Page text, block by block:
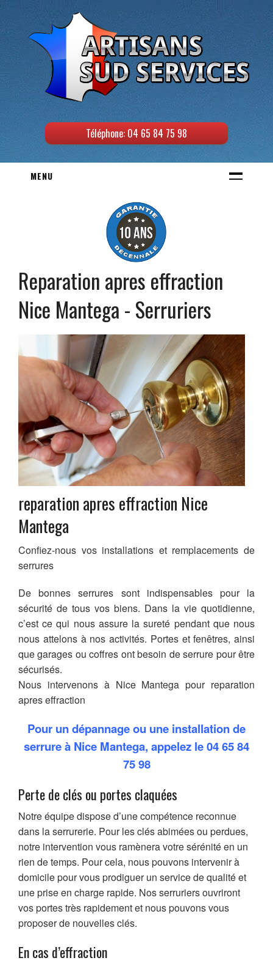
Téléphone: 04 65 84 75 98
MENU
Chauffe-Eau
SERRURERIE
VITRERIE
PLOMBERIE
Recherche de fuite d’eau
REALISATIONS
AVIS
Reparation apres effraction
Nice Mantega - Serruriers
reparation apres effraction Nice
Mantega
Confiez-nous vos installations et remplacements de
serrures
De bonnes serrures sont indispensables pour la
sécurité de tous vos biens. Dans la vie quotidienne,
c’est ce qui nous assure la sureté pendant que nous
nous attelons à nos activités. Portes et fenêtres, ainsi
que garages ou coffres ont besoin de serrure pour être
sécurisés.
Nous intervenons à Nice Mantega pour reparation
apres effraction
Pour un dépannage ou une installation de
serrure à Nice Mantega, appelez le04 65 84
75 98
Perte de clés ou portes claquées
Notre équipe dispose d’une compétence reconnue
dans la serrurerie. Pour les clés abimées ou perdues,
notre intervention vous ramènera votre sérénité en un
rien de temps. Pour cela, nous pouvons intervenir à
domicile pour vous prodiguer un service de qualité et
une prise en charge rapide. Nos serruriers ouvriront
vos portes très rapidement et nous pouvons vous
proposer de nouvelles clés.
En cas d’effraction